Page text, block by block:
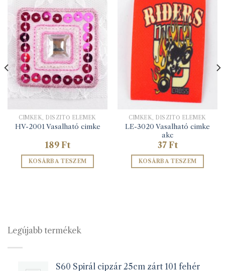
CIMKÉK, DÍSZÍTŐ ELEMEK
HV-2001 Vasalható cimke
189 Ft
KOSÁRBA TESZEM
CIMKÉK, DÍSZÍTŐ ELEMEK
LE-3020 Vasalható cimke
akc
37 Ft
KOSÁRBA TESZEM
Legújabb termékek
S60 Spirál cipzár 25cm zárt 101 fehér